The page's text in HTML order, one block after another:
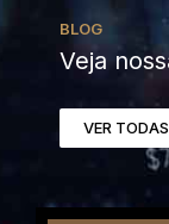
BLOG
Veja
VER TODAS